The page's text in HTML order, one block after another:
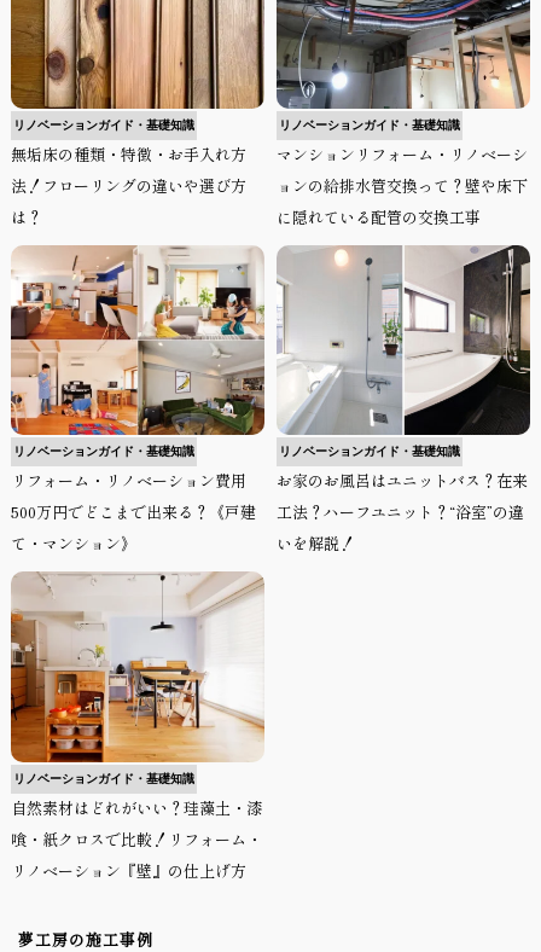
リノベーションガイド・基礎知識
無垢床の種類・特徴・お手入れ方
法！フローリングの違いや選び方
は？
リノベーションガイド・基礎知識
マンションリフォーム・リノベーシ
ョンの給排水管交換って？壁や床下
に隠れている配管の交換工事
リノベーションガイド・基礎知識
リフォーム・リノベーション費用
500万円でどこまで出来る？《戸建
て・マンション》
リノベーションガイド・基礎知識
お家のお風呂はユニットバス？在来
工法？ハーフユニット？“浴室”の違
いを解説！
リノベーションガイド・基礎知識
自然素材はどれがいい？珪藻土・漆
喰・紙クロスで比較！リフォーム・
リノベーション『壁』の仕上げ方
夢工房の施工事例